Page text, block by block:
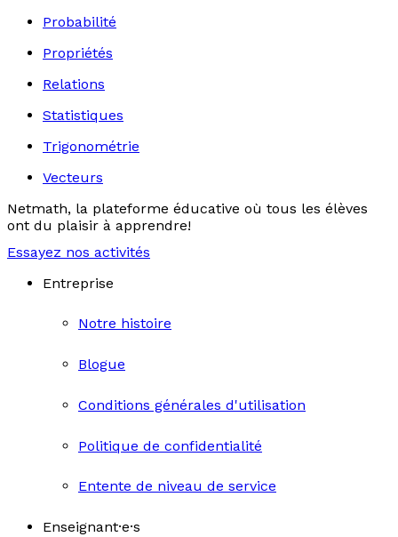
Probabilité
Propriétés
Relations
Statistiques
Trigonométrie
Vecteurs
Netmath, la plateforme éducative où tous les élèves
ont du plaisir à apprendre!
Essayez nos activités
Entreprise
Notre histoire
Blogue
Conditions générales d'utilisation
Politique de confidentialité
Entente de niveau de service
Enseignant·e·s